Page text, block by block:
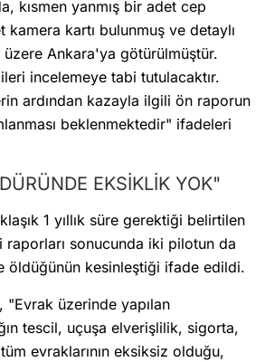
kısmen yanmış bir adet cep
kartı bulunmuş ve detaylı
üzere Ankara'ya götürülmüştür.
incelemeye tabi tutulacaktır.
ardından kazayla ilgili ön raporun
beklenmektedir" ifadeleri
EKSİKLİK YOK"
1 yıllık süre gerektiği belirtilen
raporları sonucunda iki pilotun da
öldüğünün kesinleştiği ifade edildi.
"Evrak üzerinde yapılan
tescil, uçuşa elverişlilik, sigorta,
evraklarının eksiksiz olduğu,